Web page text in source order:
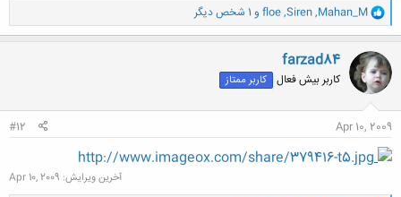
و
ا
ک
ن
ش
ه
ا
Mahan_M
,
Siren
,
floe و 1 شخص دیگر
farzad84
کاربر بیش فعال کاربر ممتاز
Apr 10, 2009
#12
http://www.imageox.com/share/379416-t5.jpg
آخرین ویرایش: Apr 10, 2009